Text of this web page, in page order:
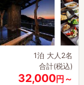
1泊 大人2名
合計(税込)
32,000円～